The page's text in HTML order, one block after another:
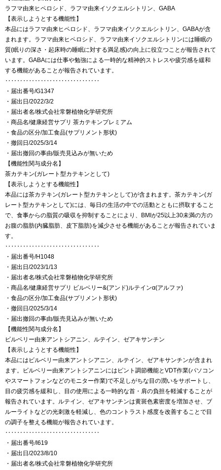
ラフマ由来ヒペロシド、ラフマ由来イソクエルシトリン、GABA
【表示しようとする機能性】
本品にはラフマ由来ヒペロシド、ラフマ由来イソクエルシトリン、GABAが含
まれます。ラフマ由来ヒペロシド、ラフマ由来イソクエルシトリンには睡眠の
質(眠りの深さ・起床時の睡眠に対する満足感)の向上に役立つことが報告されて
います。GABAには仕事や勉強による一時的な精神的ストレスや疲労感を緩和
する機能があることが報告されています。
‥‥‥‥‥‥‥‥‥‥‥‥‥‥‥‥
・届出番号/G1347
・届出日/2022/3/2
・届出者名/株式会社常磐植物化学研究所
・商品名/健康経営サプリ 茶カテキンプレミアム
・食品の区分/加工食品(サプリメント形状)
・撤回日/2025/3/14
・届出撤回の事由/販売見込みが無いため
【機能性関与成分名】
茶カテキン(ガレート型カテキンとして)
【表示しようとする機能性】
本品には茶カテキン(ガレート型カテキンとして)が含まれます。茶カテキン(ガ
レート型カテキンとして)には、毎日の生活の中での活動とともに摂取すること
で、食事からの脂質の吸収を抑制することにより、BMIが25以上30未満の方の
お腹の脂肪(内臓脂肪、皮下脂肪)を減少させる機能があることが報告されていま
す。
‥‥‥‥‥‥‥‥‥‥‥‥‥‥‥‥
・届出番号/H1048
・届出日/2023/1/13
・届出者名/株式会社常磐植物化学研究所
・商品名/健康経営サプリ ビルベリー&(アンド)ルテインα(アルファ)
・食品の区分/加工食品(サプリメント形状)
・撤回日/2025/3/14
・届出撤回の事由/販売見込みが無いため
【機能性関与成分名】
ビルベリー由来アントシアニン、ルテイン、ゼアキサンチン
【表示しようとする機能性】
本品にはビルベリー由来アントシアニン、ルテイン、ゼアキサンチンが含まれ
ます。ビルベリー由来アントシアニンにはピント調節機能とVDT作業(パソコン
やスマートフォンなどのモニター作業)で不足しがちな目の潤いをサポートし、
目の疲労感を緩和し、目の使用による一時的な首・肩の負担を軽減することが
報告されています。ルテイン、ゼアキサンチンは黄斑色素密度を増加させ、ブ
ルーライトなどの光刺激を軽減し、色のコントラスト感度を改善することで目
の調子を整える機能が報告されています。
‥‥‥‥‥‥‥‥‥‥‥‥‥‥‥‥
・届出番号/I619
・届出日/2023/8/10
・届出者名/株式会社常磐植物化学研究所